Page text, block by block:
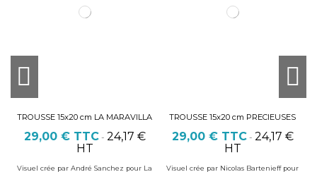
TROUSSE 15x20 cm LA MARAVILLA
29,00 € TTC- 24,17 €
HT
Visuel crée par André Sanchez pour La
TROUSSE 15x20 cm PRECIEUSES
29,00 € TTC- 24,17 €
HT
Visuel crée par Nicolas Bartenieff pour